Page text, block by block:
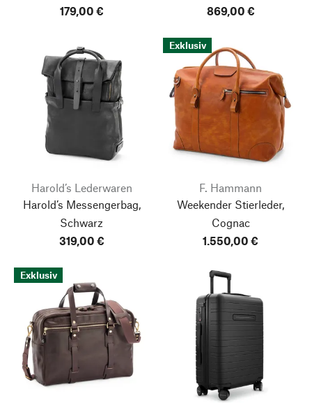
179,00 €
869,00 €
Harold’s Lederwaren
Harold’s Messengerbag,
Schwarz
319,00 €
Exklusiv
F. Hammann
Weekender Stierleder,
Cognac
1.550,00 €
Exklusiv